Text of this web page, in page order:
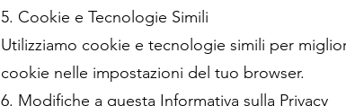
5. Cookie e Tecnologie Simili
Utilizziamo cookie e tecnologie simili per
cookie nelle impostazioni del tuo browser.
6. Modifiche a questa Informativa sulla Privacy